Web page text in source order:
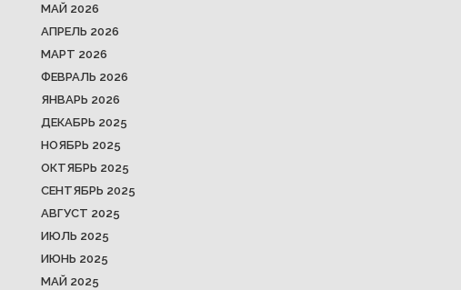
МАЙ 2026
АПРЕЛЬ 2026
МАРТ 2026
ФЕВРАЛЬ 2026
ЯНВАРЬ 2026
ДЕКАБРЬ 2025
НОЯБРЬ 2025
ОКТЯБРЬ 2025
СЕНТЯБРЬ 2025
АВГУСТ 2025
ИЮЛЬ 2025
ИЮНЬ 2025
МАЙ 2025